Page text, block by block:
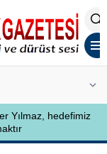
Yılmaz, hedefimiz